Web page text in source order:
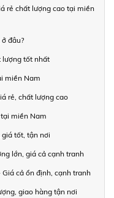
rẻ chất lượng cao tại miền
đâu?
lượng tốt nhất
miền Nam
rẻ, chất lượng cao
miền Nam
tốt, tận nơi
lớn, giá cả cạnh tranh
cả ổn định, cạnh tranh
giao hàng tận nơi